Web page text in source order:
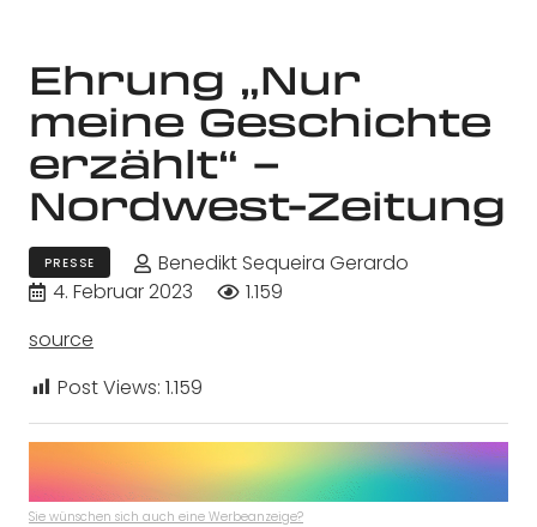
Ehrung „Nur
meine Geschichte
erzählt“ –
Nordwest-Zeitung
PRESSE
Benedikt Sequeira Gerardo
4. Februar 2023
1.159
source
Post Views: 1.159
Sie wünschen sich auch eine Werbeanzeige?